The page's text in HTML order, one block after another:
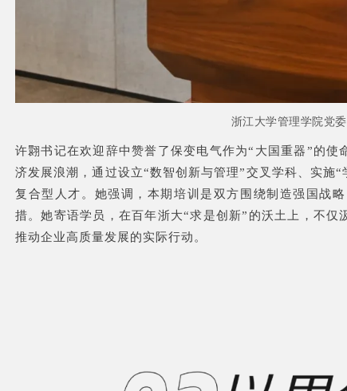
浙江大学管理学院党
许翾书记在欢迎辞中赞誉了保变电气作为“大国重器”的
济发展浪潮，通过设立“数智创新与管理”交叉学科、实施
复合型人才。她强调，本期培训是双方围绕制造强国战
措。她寄语学员，在百年浙大“求是创新”的沃土上，不
推动企业高质量发展的实际行动。